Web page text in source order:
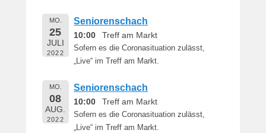
MO.
25
JULI
2022
Seniorenschach
10:00 Treff am Markt
Sofern es die Coronasituation zulässt,
„Live“ im Treff am Markt.
MO.
08
AUG.
2022
Seniorenschach
10:00 Treff am Markt
Sofern es die Coronasituation zulässt,
„Live“ im Treff am Markt.